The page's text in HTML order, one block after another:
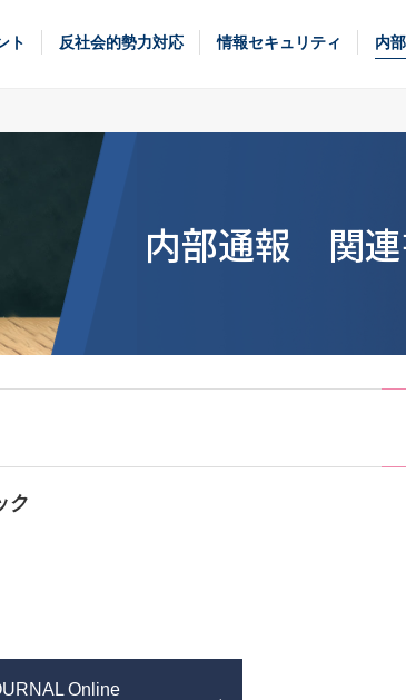
ト 反社会的勢力対応 情報セキュリティ 内
内部通報 関
ク
Online